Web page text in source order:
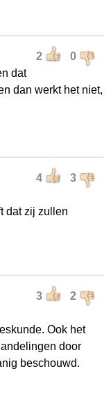
2 0
dat
dan werkt het niet,
4 3
dat zij zullen
3 2
Ook het
door
beschouwd.